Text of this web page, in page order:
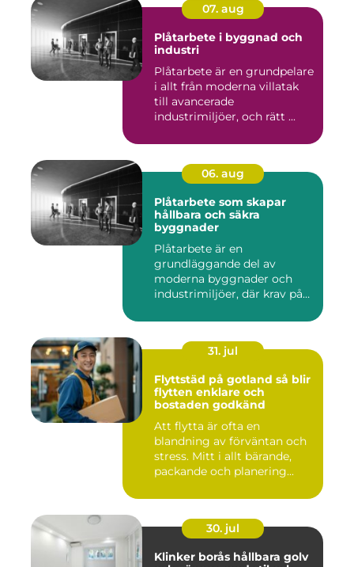
07. aug
Plåtarbete i byggnad och
industri
Plåtarbete är en grundpelare
i allt från moderna villatak
till avancerade
industrimiljöer, och rätt ...
06. aug
Plåtarbete som skapar
hållbara och säkra
byggnader
Plåtarbete är en
grundläggande del av
moderna byggnader och
industrimiljöer, där krav på
31. jul
Flyttstäd på gotland så blir
flytten enklare och
bostaden godkänd
Att flytta är ofta en
blandning av förväntan och
stress. Mitt i allt bärande,
packande och planering...
30. jul
Klinker borås hållbara golv